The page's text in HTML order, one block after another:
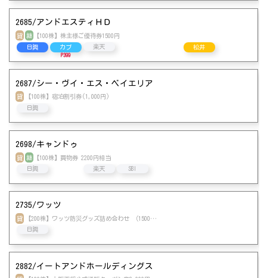
2685/アンドエスティＨＤ
貸 継
【100株】株主様ご優待券1500円
日興
カブ
P399
楽天 松井
2687/シー・ヴイ・エス・ベイエリア
貸
【100株】宿泊割引券(1,000円)
日興
2698/キャンドゥ
貸 継
【100株】買物券 2200円相当
日興
楽天 SBI
2735/ワッツ
貸
【200株】ワッツ防災グッズ詰め合わせ （1500…
日興
2882/イートアンドホールディングス